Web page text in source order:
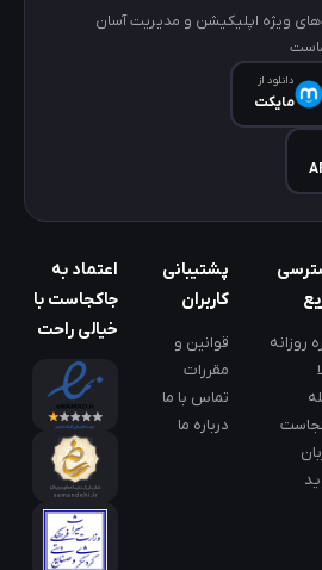
ویژه اپلیکیشن و مدیریت آسان
دانلود از
مایکت
روزانه
پشتیبانی
کاربران
قوانین و
مقررات
تماس با ما
درباره ما
اعتماد به
جاکجاست با
خیالی راحت